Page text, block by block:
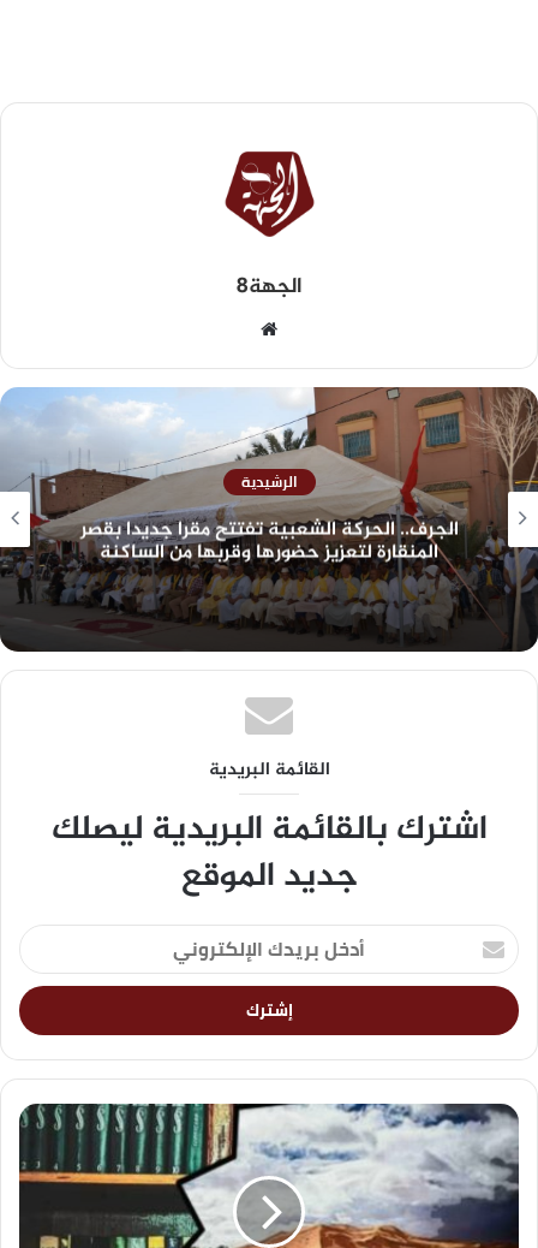
الجهة8
الرشيدية
الجرف.. الحركة الشعبية تفتتح مقرا جديدا بقصر
المنقارة لتعزيز حضورها وقربها من الساكنة
القائمة البريدية
اشترك بالقائمة البريدية ليصلك
جديد الموقع